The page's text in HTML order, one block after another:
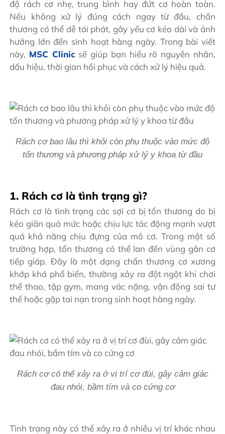
độ rách cơ nhẹ, trung bình hay đứt cơ hoàn toàn.
Nếu không xử lý đúng cách ngay từ đầu, chấn
thương có thể dễ tái phát, gây yếu cơ kéo dài và ảnh
hưởng lớn đến sinh hoạt hàng ngày. Trong bài viết
này, MSC Clinic sẽ giúp bạn hiểu rõ nguyên nhân,
dấu hiệu, thời gian hồi phục và cách xử lý hiệu quả.
Rách cơ bao lâu thì khỏi còn phụ thuộc vào mức độ
tổn thương và phương pháp xử lý y khoa từ đầu
1. Rách cơ là tình trạng gì?
Rách cơ là tình trạng các sợi cơ bị tổn thương do bị
kéo giãn quá mức hoặc chịu lực tác động mạnh vượt
quá khả năng chịu đựng của mô cơ. Trong một số
trường hợp, tổn thương có thể lan đến vùng gân cơ
tiếp giáp. Đây là một dạng chấn thương cơ xương
khớp khá phổ biến, thường xảy ra đột ngột khi chơi
thể thao, tập gym, mang vác nặng, vận động sai tư
thế hoặc gặp tai nạn trong sinh hoạt hàng ngày.
Rách cơ có thể xảy ra ở vị trí cơ đùi, gây cảm giác
đau nhói, bầm tím và co cứng cơ
Tình trạng này có thể xảy ra ở nhiều vị trí khác nhau